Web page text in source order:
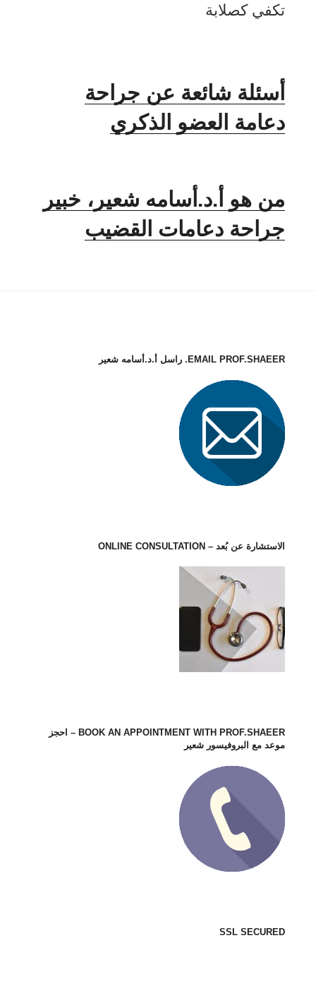
تكفي كصلابة
أسئلة شائعة عن جراحة
دعامة العضو الذكري
من هو أ.د.أسامه شعير، خبير
جراحة دعامات القضيب
EMAIL PROF.SHAEER. راسل أ.د.أسامه شعير
الاستشارة عن بُعد – ONLINE CONSULTATION
BOOK AN APPOINTMENT WITH PROF.SHAEER – احجز
موعد مع البروفيسور شعير
SSL SECURED